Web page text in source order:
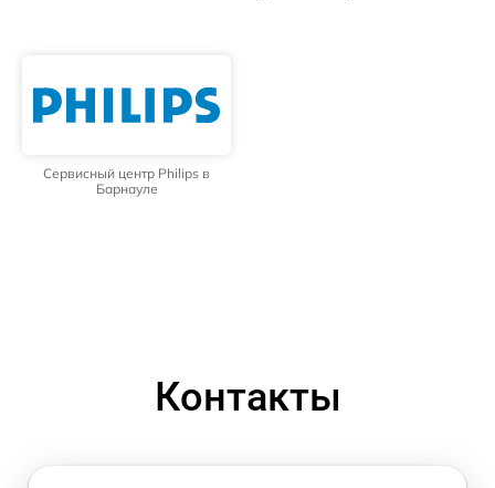
Сервисный центр Philips в
Барнауле
Контакты